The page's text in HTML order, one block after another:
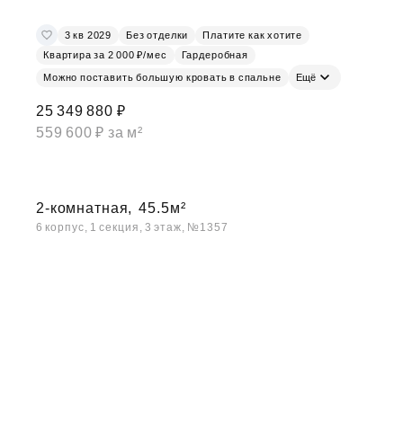
3 кв 2029 Без отделки
Платите как хотите
Квартира за 2 000 ₽/мес
Гардеробная
Можно поставить большую кровать в спальне Ещё
25 349 880 ₽
559 600 ₽ за м²
2-комнатная, 45.5м²
6 корпус, 1 секция, 3 этаж, №1357